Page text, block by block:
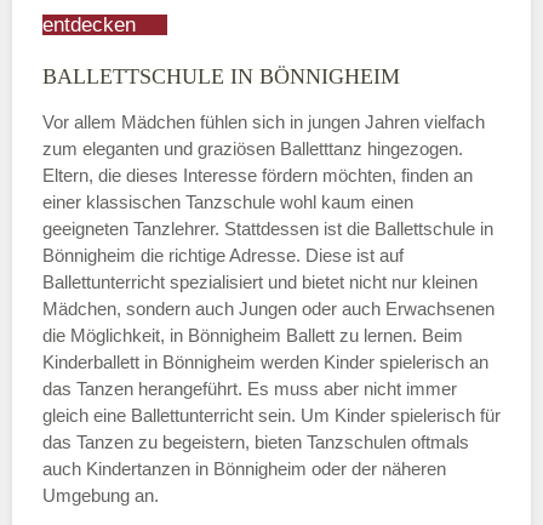
entdecken
BALLETTSCHULE IN BÖNNIGHEIM
Vor allem Mädchen fühlen sich in jungen Jahren vielfach
zum eleganten und graziösen Balletttanz hingezogen.
Eltern, die dieses Interesse fördern möchten, finden an
einer klassischen Tanzschule wohl kaum einen
geeigneten Tanzlehrer. Stattdessen ist die Ballettschule in
Bönnigheim die richtige Adresse. Diese ist auf
Ballettunterricht spezialisiert und bietet nicht nur kleinen
Mädchen, sondern auch Jungen oder auch Erwachsenen
die Möglichkeit, in Bönnigheim Ballett zu lernen. Beim
Kinderballett in Bönnigheim werden Kinder spielerisch an
das Tanzen herangeführt. Es muss aber nicht immer
gleich eine Ballettunterricht sein. Um Kinder spielerisch für
das Tanzen zu begeistern, bieten Tanzschulen oftmals
auch Kindertanzen in Bönnigheim oder der näheren
Umgebung an.